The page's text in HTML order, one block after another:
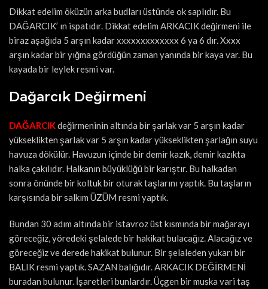
Dikkat edelim öküzün arka budları üstünde ok saplıdır. Bu
DAĞARCIK’ ın ispatıdır. Dikkat edelim ARKACIK değirmeni ile
biraz aşağıda 5 arşın kadar xxxxxxxxxxxxx 6 ya 6 dır. Xxxx
arşın kadar bir yığma gördüğün zaman yanında bir kaya var. Bu
kayada bir leylek resmi var.
Dağarcık Değirmeni
DAĞARCIKdeğirmeninin altında bir şarlak var 5 arşın kadar
yükseklikten şarlak var 5 arşın kadar yükseklikten şarlağın suyu
havuza dökülür. Havuzun içinde bir demir kazık, demir kazıkta
halka çakılıdır. Halkanın büyüklüğü bir karıştır. Bu halkadan
sonra önünde bir koltuk bir oturak taşlarını yaptık. Bu taşların
karşısında bir salkım ÜZÜM resmi yaptık.
Bundan 30 adım altında bir istavroz üst kısmında bir mağarayı
göreceğiz, yöredeki şelalede bir hakikat bulacağız. Alacağız ve
göreceğiz ve derede hakikat bulunur. Bir şelaleden yukarı bir
BALIK resmi yaptık. SAZAN balığıdır. ARKACIK DEĞİRMENİ
buradan bulunur. İşaretleri bunlardır. Üçgen bir muska vari taş